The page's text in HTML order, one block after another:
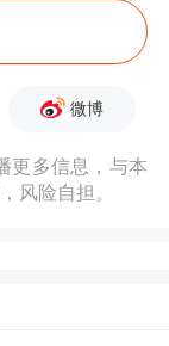
、
养老金
户需求不
也不同。
，差异化
微博
更多信息，与本
风险自担。